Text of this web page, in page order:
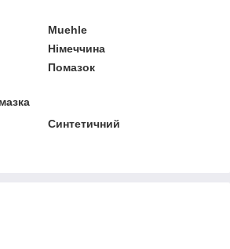
Muehle
Німеччина
Помазок
Синтетичний